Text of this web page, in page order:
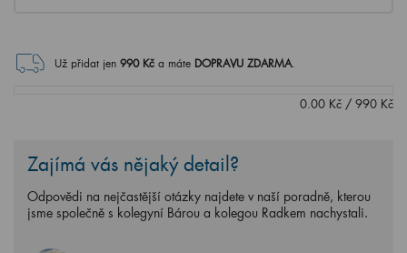
Už přidat jen 990Kč a máte DOPRAVU ZDARMA.
0.00 Kč / 990 Kč
Zajímá vás nějaký detail?
Odpovědi na nejčastější otázky najdete v naší poradně, kterou
jsme společně s kolegyní Bárou a kolegou Radkem nachystali.